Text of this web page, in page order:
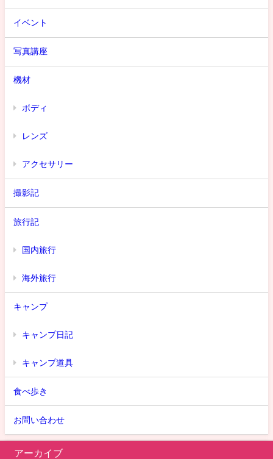
イベント
写真講座
機材
ボディ
レンズ
アクセサリー
撮影記
旅行記
国内旅行
海外旅行
キャンプ
キャンプ日記
キャンプ道具
食べ歩き
お問い合わせ
アーカイブ